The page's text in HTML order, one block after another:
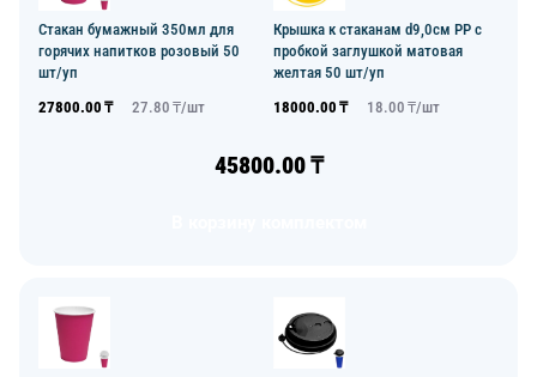
Стакан бумажный 350мл для
горячих напитков розовый 50
шт/уп
27800.00 ₸ 27.80 ₸/шт
Крышка к стаканам d9,0см PP с
пробкой заглушкой матовая
желтая 50 шт/уп
18000.00 ₸ 18.00 ₸/шт
45800.00₸